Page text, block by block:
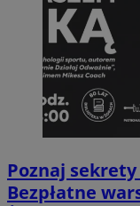
Poznaj
Bezpłatne